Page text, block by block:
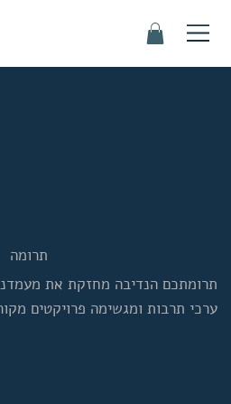
תרומה
תרומתכם הנדיבה מחזקת את
ערכי תרבות ומגשימה פרויקטים